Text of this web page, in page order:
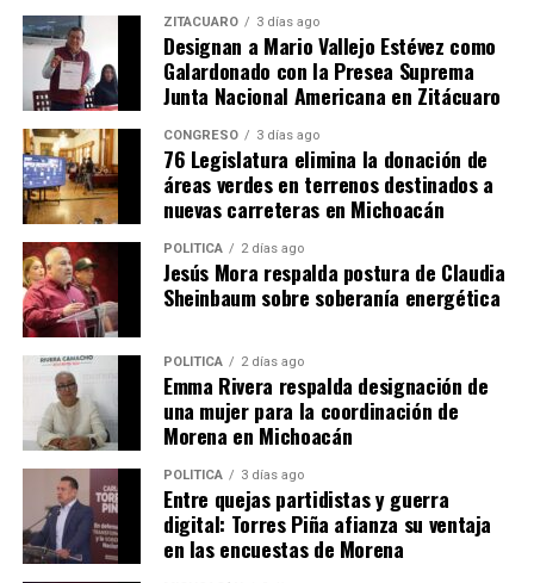
Relacionado
Conagua inicia desfogue
preventivo en presas
Tepuxtepec y Cointzio en
Michoacán
18 agosto, 2025
En "Michoacán"
Conagua reporta que las
presas de Michoacán se
encuentran al 44% de su
capacidad
Reportan presas de
Michoacán al 75% de su
capacidad; garantizan riego
ZITÁCUARO 3 días ago
Designan a Mario Vallejo Estévez como
Galardonado con la Presea Suprema
Junta Nacional Americana en Zitácuaro
CONGRESO 3 días ago
76 Legislatura elimina la donación de
áreas verdes en terrenos destinados a
nuevas carreteras en Michoacán
POLÍTICA 2 días ago
Jesús Mora respalda postura de Claudia
Sheinbaum sobre soberanía energética
POLÍTICA 2 días ago
Emma Rivera respalda designación de
una mujer para la coordinación de
Morena en Michoacán
POLÍTICA 3 días ago
Entre quejas partidistas y guerra
digital: Torres Piña afianza su ventaja
en las encuestas de Morena